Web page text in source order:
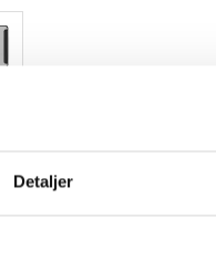
Detaljer
- midnatt - for